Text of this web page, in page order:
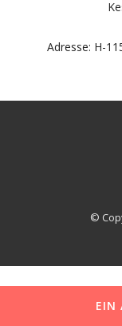
Adresse: H-
©
EIN